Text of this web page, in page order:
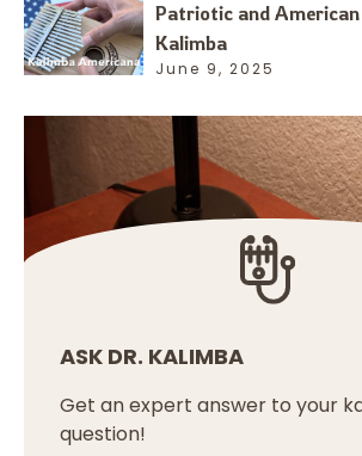
Patriotic and
Kalimba
June 9, 2025
ASK DR. KALIMBA
Get an expert answer to your
question!